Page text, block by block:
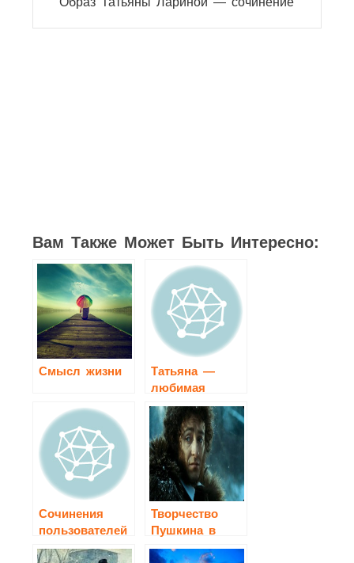
Вам Также Может Быть Интересно:
Смысл жизни
Татьяна —
любимая
героиня
Пушкина.
Сочинения
пользователей
Творчество
Пушкина в
зеркале кино